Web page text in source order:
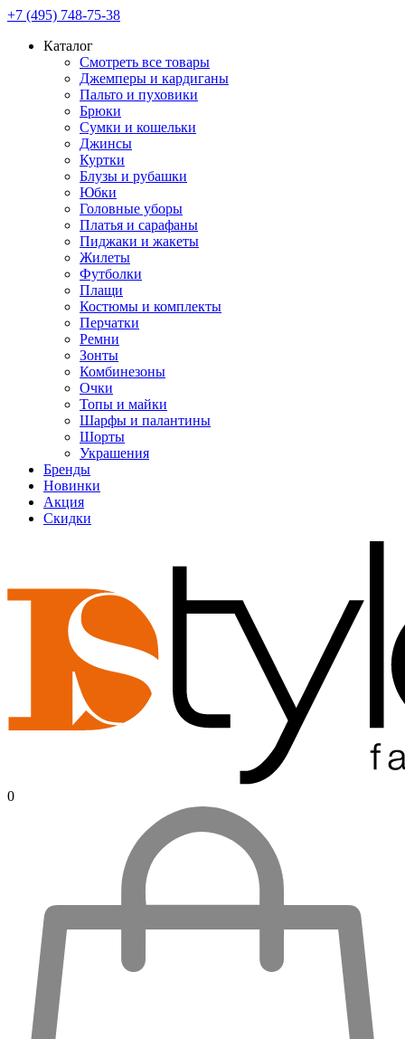
+7 (495) 748-75-38
Каталог
Смотреть все товары
Джемперы и кардиганы
Пальто и пуховики
Брюки
Сумки и кошельки
Джинсы
Куртки
Блузы и рубашки
Юбки
Головные уборы
Платья и сарафаны
Пиджаки и жакеты
Жилеты
Футболки
Плащи
Костюмы и комплекты
Перчатки
Ремни
Зонты
Комбинезоны
Очки
Топы и майки
Шарфы и палантины
Шорты
Украшения
Бренды
Новинки
Акция
Скидки
0